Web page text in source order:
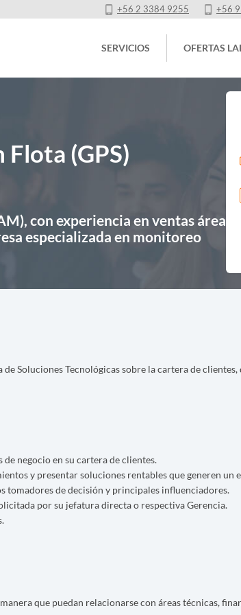
+56 2 3384 9255 +56
SERVICIOS OFERTAS
(GPS)
con experiencia en ventas área
especializada en monitoreo
Soluciones Tecnológicas sobre la cartera de
negocio en su cartera de clientes.
y presentar soluciones rentables que generen un
tomadores de decisión y principales influenciadores.
por su jefatura directa o respectiva Gerencia.
que puedan relacionarse con áreas técnicas,